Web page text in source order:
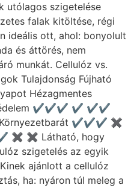
utólagos szigetelése
falak kitöltése, régi
ideális ott, ahol: bonyolult
és áttörés, nem
munkát. Cellulóz vs.
Tulajdonság Fújható
Hézagmentes
✔✔✔ ✔ ✔✔
✔✔✔ ✖
✖ ✖ Látható, hogy
szigetelés az egyik
ajánlott a cellulóz
ha: nyáron túl meleg a